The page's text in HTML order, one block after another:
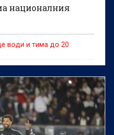
националния
води и тима до 20